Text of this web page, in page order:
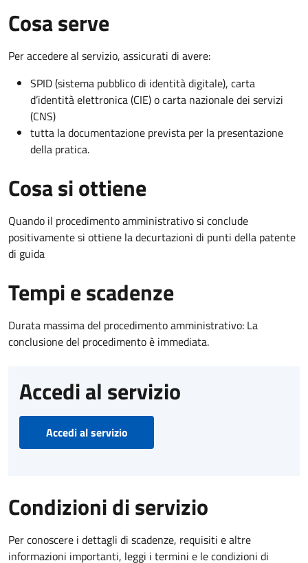
Cosa serve
Per accedere al servizio, assicurati di avere:
SPID (sistema pubblico di identità digitale), carta
d’identità elettronica (CIE) o carta nazionale dei servizi
(CNS)
tutta la documentazione prevista per la presentazione
della pratica.
Cosa si ottiene
Quando il procedimento amministrativo si conclude
positivamente si ottiene la decurtazioni di punti della patente
di guida
Tempi e scadenze
Durata massima del procedimento amministrativo: La
conclusione del procedimento è immediata.
Accedi al servizio
Accedi al servizio
Condizioni di servizio
Per conoscere i dettagli di scadenze, requisiti e altre
informazioni importanti, leggi i termini e le condizioni di